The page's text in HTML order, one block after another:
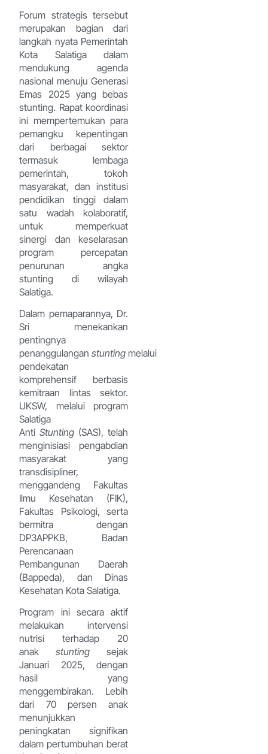
Forum strategis tersebut
merupakan bagian dari
langkah nyata Pemerintah
Kota Salatiga dalam
mendukung agenda
nasional menuju Generasi
Emas 2025 yang bebas
stunting. Rapat koordinasi
ini mempertemukan para
pemangku kepentingan
dari berbagai sektor
termasuk lembaga
pemerintah, tokoh
masyarakat, dan institusi
pendidikan tinggi dalam
satu wadah kolaboratif,
untuk memperkuat
sinergi dan keselarasan
program percepatan
penurunan angka
stunting di wilayah
Salatiga.
Dalam pemaparannya, Dr.
Sri menekankan
pentingnya
penanggulangan stunting melalui
pendekatan
komprehensif berbasis
kemitraan lintas sektor.
UKSW, melalui program
Salatiga
AntiStunting (SAS), telah
menginisiasi pengabdian
masyarakat yang
transdisipliner,
menggandeng Fakultas
Ilmu Kesehatan (FIK),
Fakultas Psikologi, serta
bermitra dengan
DP3APPKB, Badan
Perencanaan
Pembangunan Daerah
(Bappeda), dan Dinas
Kesehatan Kota Salatiga.
Program ini secara aktif
melakukan intervensi
nutrisi terhadap 20
anakstuntingsejak
Januari 2025, dengan
hasil yang
menggembirakan. Lebih
dari 70 persen anak
menunjukkan
peningkatan signifikan
dalam pertumbuhan berat